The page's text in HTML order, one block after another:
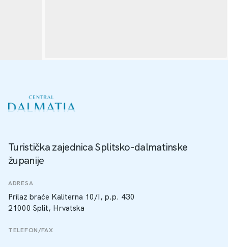
Turistička zajednica Splitsko-dalmatinske
županije
ADRESA
Prilaz braće Kaliterna 10/I, p.p. 430
21000 Split, Hrvatska
TELEFON/FAX